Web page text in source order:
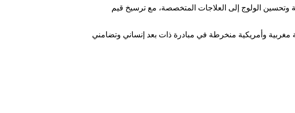
وتحسين الولوج إلى العلاجات المتخصصة، مع ترسيخ قيم
انطلقت منذ فاتح ماي وتتواصل إلى غاية 10 منه، فرقا طبية مغربية وأمريكية منخرطة في مبادرة ذات بعد إنساني وتضامني